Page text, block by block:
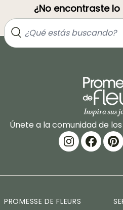
¿No encontraste
Únete a la comunidad de
PROMESSE DE FLEURS